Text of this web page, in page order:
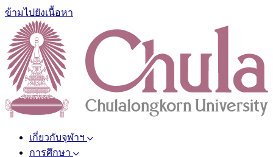
ข้ามไปยังเนื้อหา
เกี่ยวกับจุฬาฯ
การศึกษา